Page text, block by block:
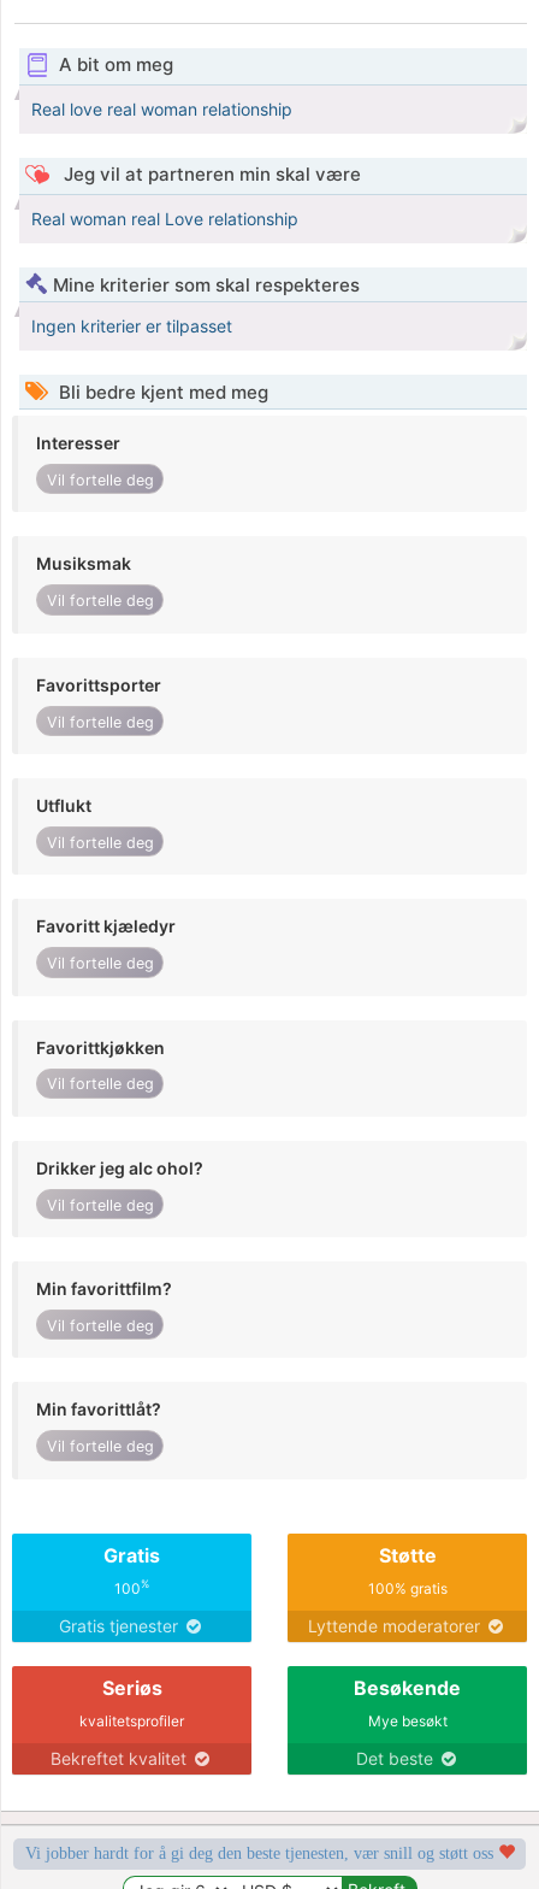
A bit om meg
Real love real woman relationship
Jeg vil at partneren min skal være
Real woman real Love relationship
Mine kriterier som skal respekteres
Ingen kriterier er tilpasset
Bli bedre kjent med meg
Interesser
Vil fortelle deg
Musiksmak
Vil fortelle deg
Favorittsporter
Vil fortelle deg
Utflukt
Vil fortelle deg
Favoritt kjæledyr
Vil fortelle deg
Favorittkjøkken
Vil fortelle deg
Drikker jeg alc ohol?
Vil fortelle deg
Min favorittfilm?
Vil fortelle deg
Min favorittlåt?
Vil fortelle deg
Gratis
100%
Gratis tjenester
Støtte
100% gratis
Lyttende moderatorer
Seriøs
kvalitetsprofiler
Bekreftet kvalitet
Besøkende
Mye besøkt
Det beste
Vi jobber hardt for å gi deg den beste tjenesten, vær snill og støtt oss